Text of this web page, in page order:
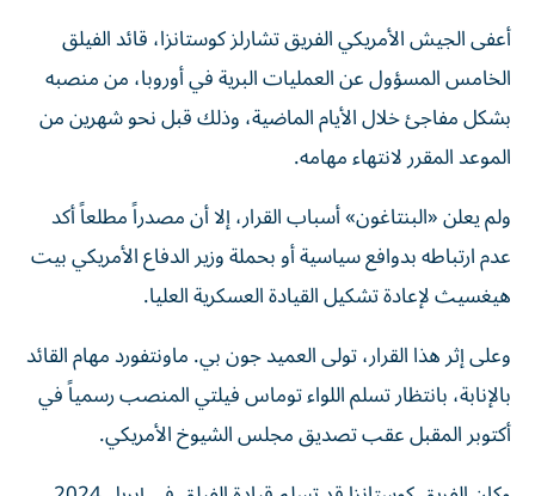
أعفى الجيش الأمريكي الفريق تشارلز كوستانزا، قائد الفيلق
الخامس المسؤول عن العمليات البرية في أوروبا، من منصبه
بشكل مفاجئ خلال الأيام الماضية، وذلك قبل نحو شهرين من
الموعد المقرر لانتهاء مهامه.
ولم يعلن «البنتاغون» أسباب القرار، إلا أن مصدراً مطلعاً أكد
عدم ارتباطه بدوافع سياسية أو بحملة وزير الدفاع الأمريكي بيت
هيغسيث لإعادة تشكيل القيادة العسكرية العليا.
وعلى إثر هذا القرار، تولى العميد جون بي. ماونتفورد مهام القائد
بالإنابة، بانتظار تسلم اللواء توماس فيلتي المنصب رسمياً في
أكتوبر المقبل عقب تصديق مجلس الشيوخ الأمريكي.